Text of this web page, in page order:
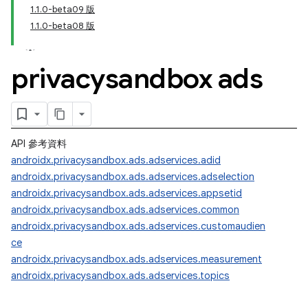
1.1.0-beta09 版
1.1.0-beta08 版
privacysandbox ads
API 參考資料
androidx.privacysandbox.ads.adservices.adid
androidx.privacysandbox.ads.adservices.adselection
androidx.privacysandbox.ads.adservices.appsetid
androidx.privacysandbox.ads.adservices.common
androidx.privacysandbox.ads.adservices.customaudien
ce
androidx.privacysandbox.ads.adservices.measurement
androidx.privacysandbox.ads.adservices.topics